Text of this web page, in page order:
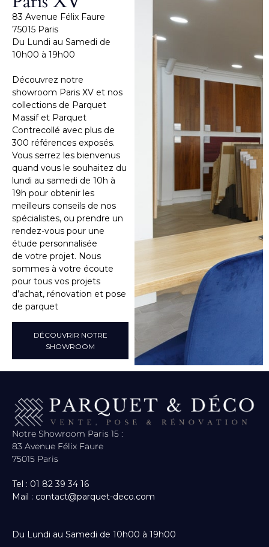
83 Avenue Félix Faure
75015 Paris
Du Lundi au Samedi de
10h00 à 19h00
Découvrez notre
showroom Paris XV et nos
collections de Parquet
Massif et Parquet
Contrecollé avec plus de
300 références exposés.
Vous serrez les bienvenus
quand vous le souhaitez du
lundi au samedi de 10h à
19h pour obtenir les
meilleurs conseils de nos
spécialistes, ou prendre un
rendez-vous pour une
étude personnalisée
de votre projet. Nous
sommes à votre écoute
pour tous vos projets
d’achat, rénovation et pose
de parquet
DÉCOUVRIR NOTRE
SHOWROOM
Notre Showroom Paris 15 :
83 Avenue Félix Faure
75015 Paris
Tel : 01 82 39 34 16
Mail : contact@parquet-deco.com
Du Lundi au Samedi de 10h00 à 19h00